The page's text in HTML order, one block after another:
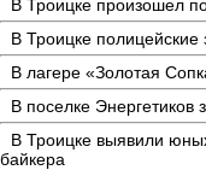
В Троицке произошел
В Троицке
В лагере «Золотая
В поселке Энергетиков
В Троицке выявили
байкера